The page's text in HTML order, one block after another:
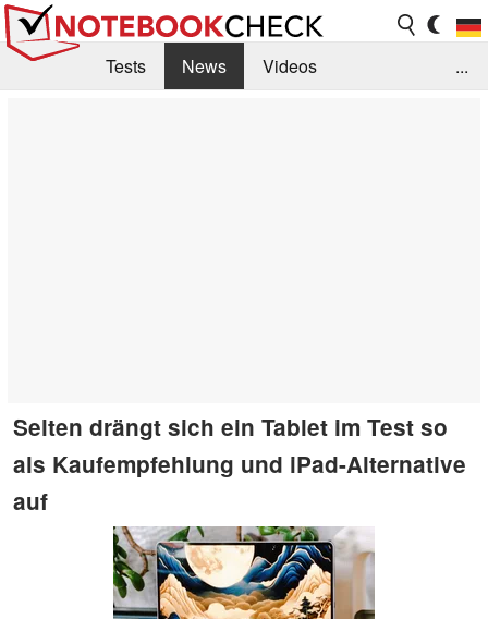
Tests News
Videos
...
Selten drängt sich ein Tablet im Test so
als Kaufempfehlung und iPad-Alternative
auf